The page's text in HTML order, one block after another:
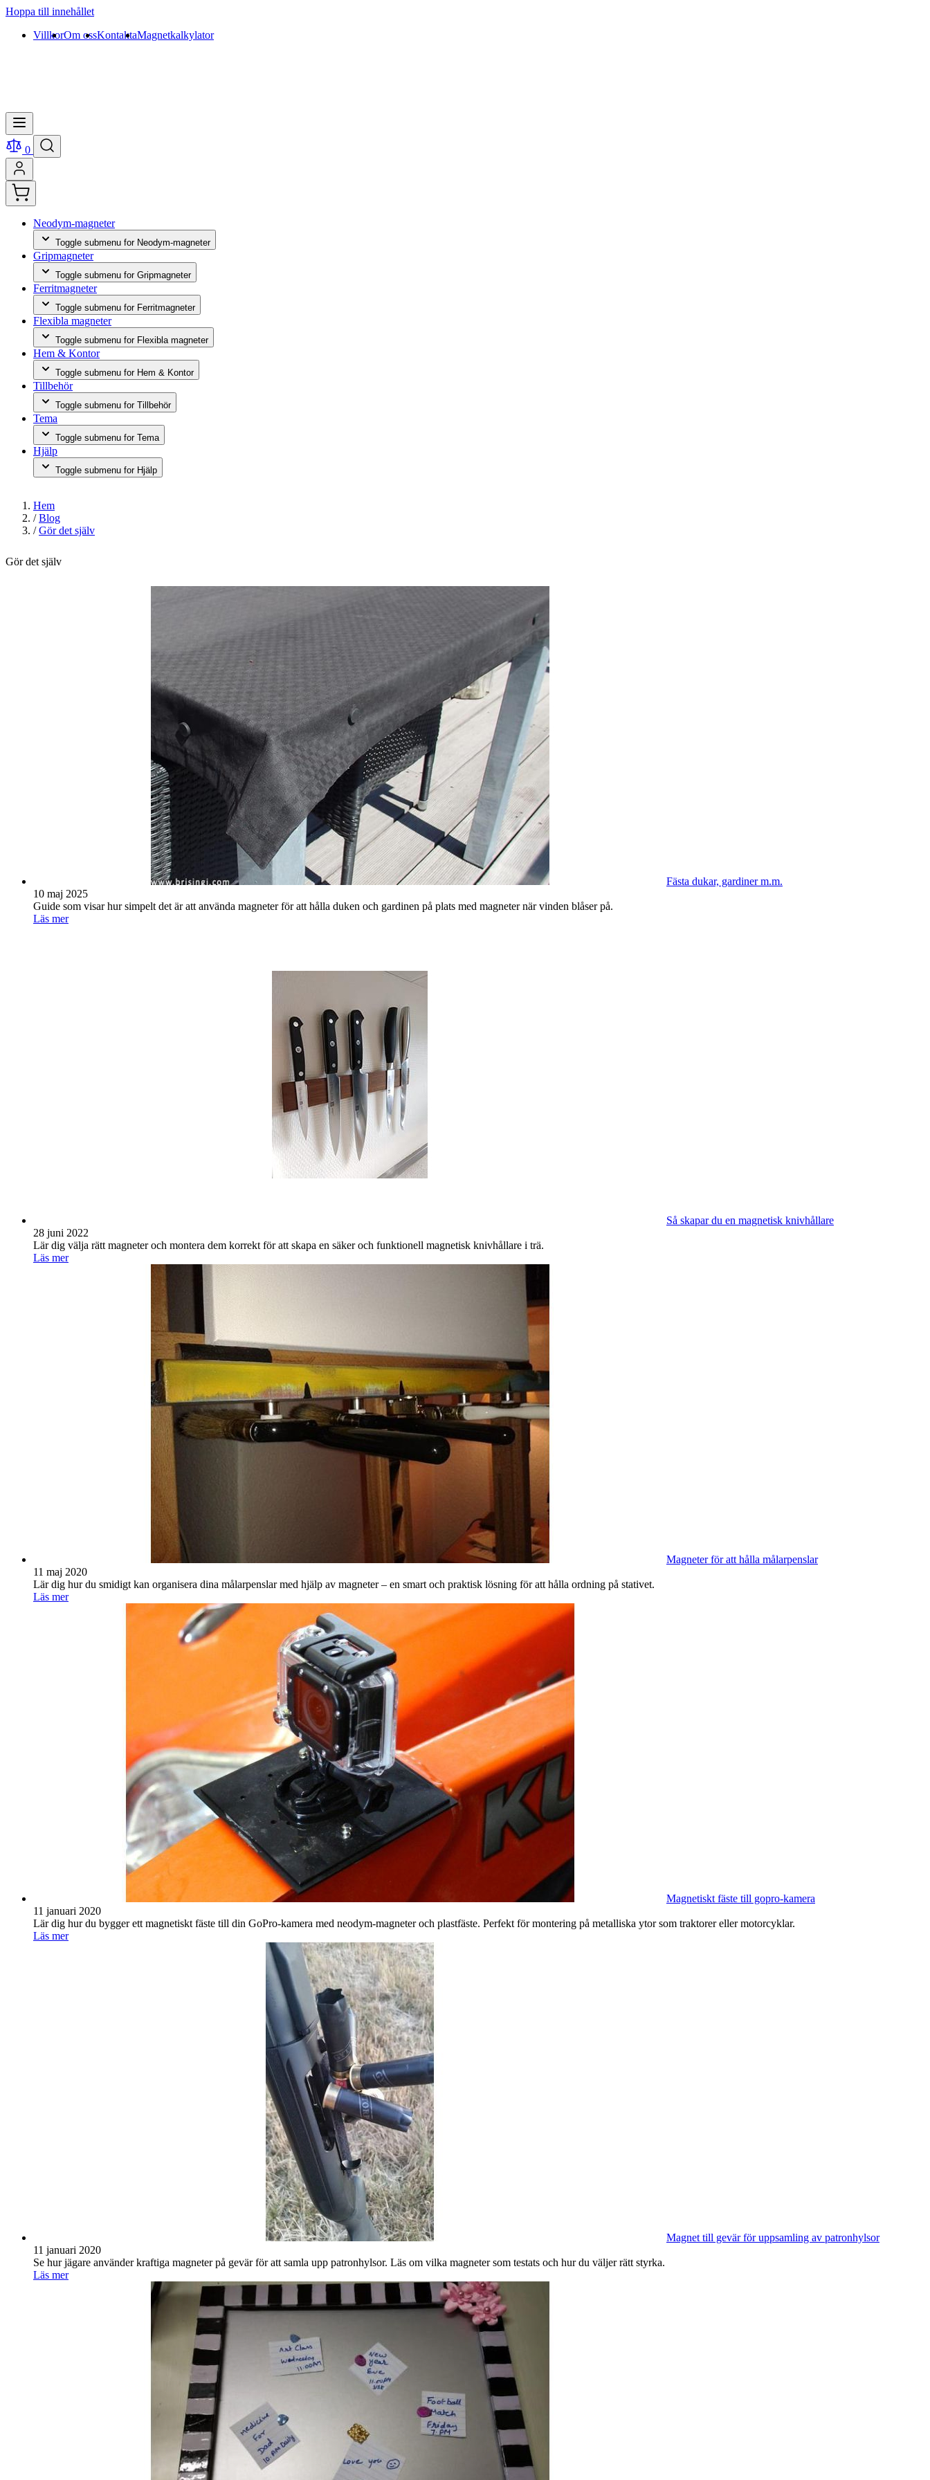
Hoppa till innehållet
VillkorOm ossKontaktaMagnetkalkylator
0
Neodym-magneter
Toggle submenu for Neodym-magneter
Gripmagneter
Toggle submenu for Gripmagneter
Ferritmagneter
Toggle submenu for Ferritmagneter
Flexibla magneter
Toggle submenu for Flexibla magneter
Hem & Kontor
Toggle submenu for Hem & Kontor
Tillbehör
Toggle submenu for Tillbehör
Tema
Toggle submenu for Tema
Hjälp
Toggle submenu for Hjälp
Hem
/ Blog
/ Gör det själv
Gör det själv
Fästa dukar, gardiner m.m.
10 maj 2025
Guide som visar hur simpelt det är att använda magneter för att hålla duken och gardinen på plats med magneter när vinden blåser på.
Läs mer
Så skapar du en magnetisk knivhållare
28 juni 2022
Lär dig välja rätt magneter och montera dem korrekt för att skapa en säker och funktionell magnetisk knivhållare i trä.
Läs mer
Magneter för att hålla målarpenslar
11 maj 2020
Lär dig hur du smidigt kan organisera dina målarpenslar med hjälp av magneter – en smart och praktisk lösning för att hålla ordning på stativet.
Läs mer
Magnetiskt fäste till gopro-kamera
11 januari 2020
Lär dig hur du bygger ett magnetiskt fäste till din GoPro-kamera med neodym-magneter och plastfäste. Perfekt för montering på metalliska ytor som traktorer eller motorcyklar.
Läs mer
Magnet till gevär för uppsamling av patronhylsor
11 januari 2020
Se hur jägare använder kraftiga magneter på gevär för att samla upp patronhylsor. Läs om vilka magneter som testats och hur du väljer rätt styrka.
Läs mer